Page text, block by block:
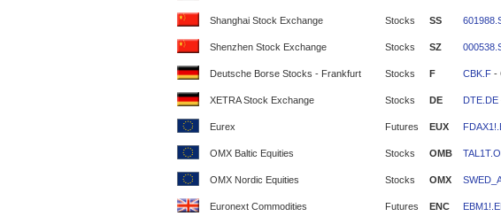
Shanghai Stock Exchange Stocks SS
Shenzhen Stock Exchange Stocks SZ
Deutsche Borse Stocks - Frankfurt Stocks F CBK.F -
XETRA Stock Exchange Stocks DE DTE.DE
Eurex Futures EUX
OMX Baltic Equities Stocks OMB
OMX Nordic Equities Stocks OMX
Euronext Commodities Futures ENC